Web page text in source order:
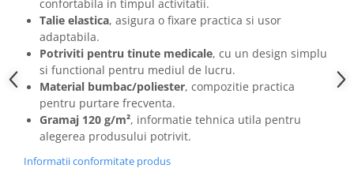
Camasi
Pantaloni
Pantaloni cu pieptar
Hanorace
Jachete
Impermeabile
Veste
Reflectorizante
Incaltaminte
confortabila in timpul activitatii.
Talie elastica, asigura o fixare practica si usor
adaptabila.
Potriviti pentru tinute medicale, cu un design simplu
si functional pentru mediul de lucru.
Material bumbac/poliester, compozitie practica
pentru purtare frecventa.
Gramaj 120 g/m², informatie tehnica utila pentru
alegerea produsului potrivit.
Informatii conformitate produs